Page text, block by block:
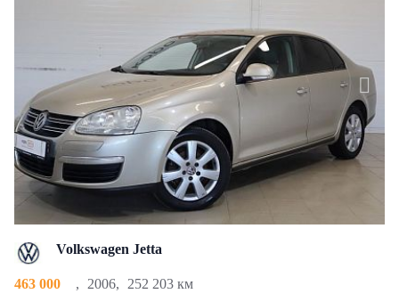
Volkswagen Jetta
463 000 , 2006, 252 203 км